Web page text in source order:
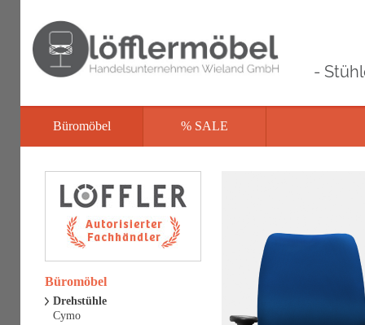
-
Büromöbel % SALE
Büromöbel
Drehstühle
Cymo